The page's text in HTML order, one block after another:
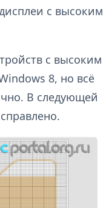
с высоким
с высоким
8, но всё
В следующей